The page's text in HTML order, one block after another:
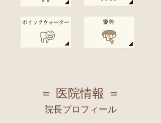
院長プロフィール
＝ 医院情報 ＝